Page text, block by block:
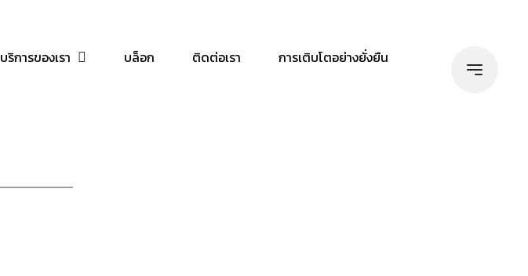
บริการของเรา บล็อก ติดต่อเรา การเติบโตอย่างยั่งยืน